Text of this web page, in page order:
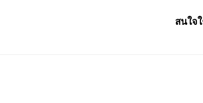
สนใจ